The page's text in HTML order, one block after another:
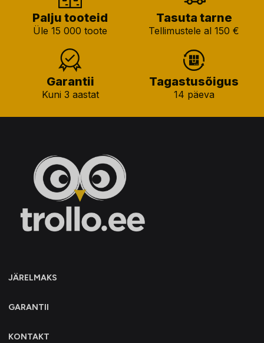
Palju tooteid
Üle 15 000 toote
Tasuta tarne
Tellimustele al 150 €
Garantii
Kuni 3 aastat
Tagastusõigus
14 päeva
JÄRELMAKS
GARANTII
KONTAKT